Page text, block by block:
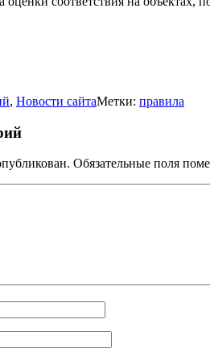
, Новости сайтаМетки: правила
Обязательные поля